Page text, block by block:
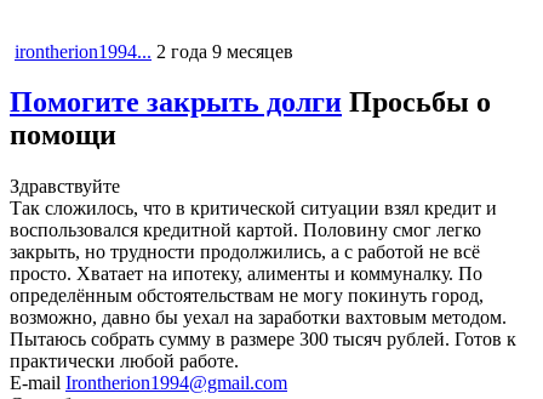
irontherion1994... 2 года 9 месяцев
Помогите закрыть долги Просьбы о
помощи
Здравствуйте
Так сложилось, что в критической ситуации взял кредит и
воспользовался кредитной картой. Половину смог легко
закрыть, но трудности продолжились, а с работой не всё
просто. Хватает на ипотеку, алименты и коммуналку. По
определённым обстоятельствам не могу покинуть город,
возможно, давно бы уехал на заработки вахтовым методом.
Пытаюсь собрать сумму в размере 300 тысяч рублей. Готов к
практически любой работе.
E-mail Irontherion1994@gmail.com